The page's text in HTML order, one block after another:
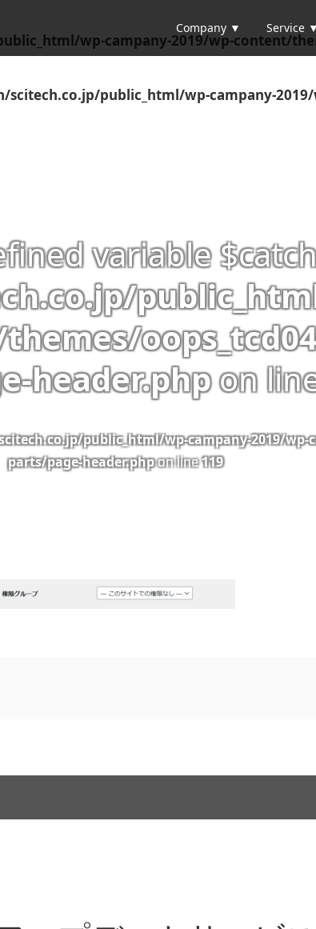
Company ▼ Service ▼
wp-campany-2019/wp-content/
scitech.co.jp/public_html/wp-campany-
variable
header.phpon
public_html/wp-campany-2019/
parts/page-header.phpon line119